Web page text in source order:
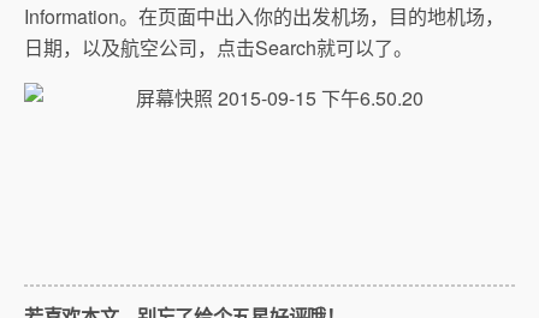
Information。在页面中出入你的出发机场，目的地机场，
日期，以及航空公司，点击Search就可以了。